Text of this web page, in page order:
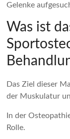
Gelenke
Was ist
Das Ziel dieser
der Muskulatur
In der
Rolle.